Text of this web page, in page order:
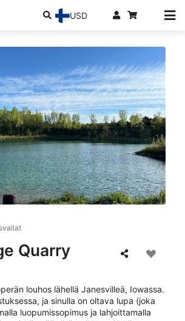
USD
Quarry
louhos lähellä Janesvilleä, Iowassa.
ja sinulla on oltava lupa (joka
luopumissopimus ja lahjoittamalla